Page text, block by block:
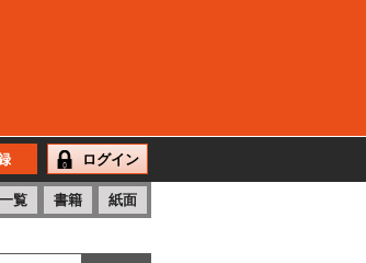
ログイン
覧 書籍 紙面